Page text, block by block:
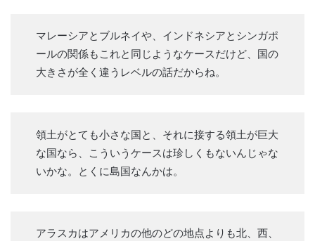
マレーシアとブルネイや、インドネシアとシンガポ
ールの関係もこれと同じようなケースだけど、国の
大きさが全く違うレベルの話だからね。
領土がとても小さな国と、それに接する領土が巨大
な国なら、こういうケースは珍しくもないんじゃな
いかな。とくに島国なんかは。
アラスカはアメリカの他のどの地点よりも北、西、